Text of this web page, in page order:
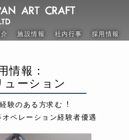
施設情報 社内行事 採用情報
情報：
ーション
験のある方求む︕
オペレーション経験者優遇